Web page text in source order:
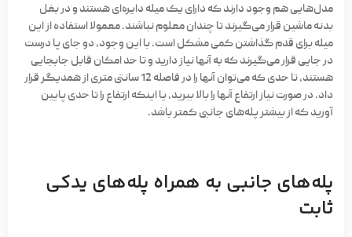
مدل‌هایی هم وجود دارند که دارای یک میله دایره‌ای هستند و در بغل
بدنه ماشین قرار می‌گیرند تا چندان معلوم نباشند. معمولا استفاده از این
میله برای قدم گذاشتن کمی مشکل است. با این وجود، دو جای پا درست
در جایی قرار می‌گیرند که به آنها نیاز دارید و تا حد امکان قابل جابجایی
هستند، تا حدی که می‌توان آنها را در فاصله 12 سانتی متری از همدیگر قرار
داد. در صورت نیاز ارتفاع آنها را بالا ببرید، یا اینکه ارتفاع را تا حدی پایین
آورید که از بیشتر پله‌های جانبی کمتر باشد.
پله‌های جانبی به همراه پله‌های یدکی
ثابت